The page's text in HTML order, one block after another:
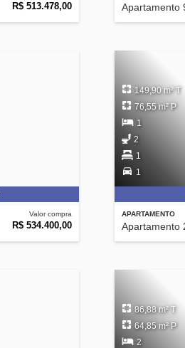
R$ 513.478,00 Apartamento
Valor compra
R$ 534.400,00
APARTAMENTO
Apartamento
149,90 m² T
76,55 m² P
1
2
1
1
86,88 m² T
64,85 m² P
2